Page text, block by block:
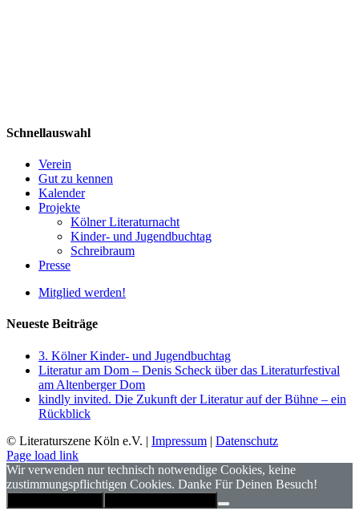
Schnellauswahl
Verein
Gut zu kennen
Kalender
Projekte
Kölner Literaturnacht
Kinder- und Jugendbuchtag
Schreibraum
Presse
Mitglied werden!
Neueste Beiträge
3. Kölner Kinder- und Jugendbuchtag
Literatur am Dom – Denis Scheck über das Literaturfestival
am Altenberger Dom
kindly invited. Die Zukunft der Literatur auf der Bühne – ein
Rückblick
© Literaturszene Köln e.V. | Impressum | Datenschutz
Page load link
Wir verwenden nur technisch notwendige Cookies, keine
zustimmungspflichtigen Cookies. Danke Für Deinen Besuch!